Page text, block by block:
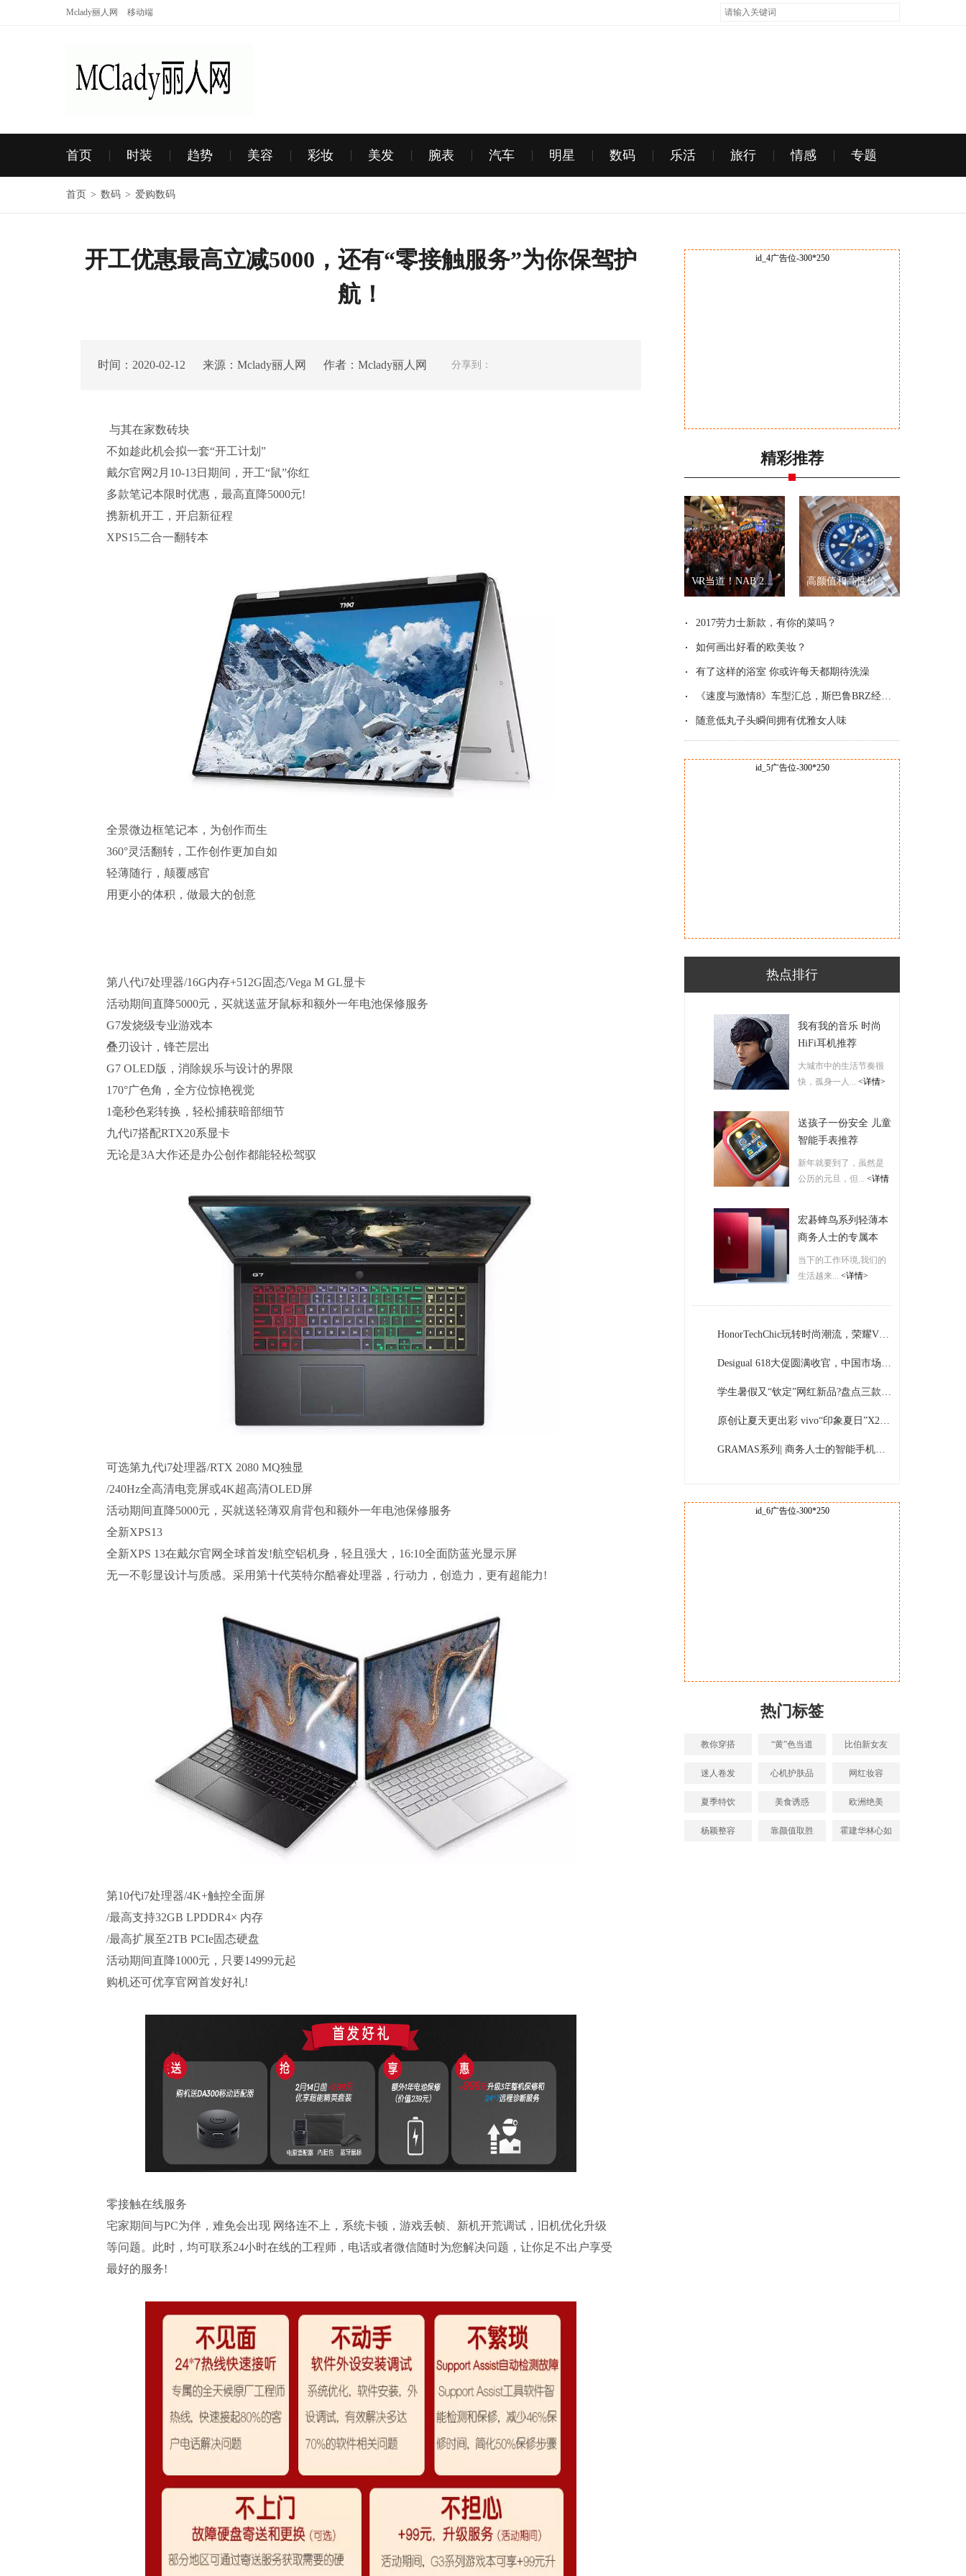
Mclady丽人网 移动端
首页 时装 趋势 美容 彩妆 美发 腕表 汽车 明星 数码 乐活 旅行 情感 专题
首页 > 数码 > 爱购数码
开工优惠最高立减5000，还有“零接触服务”为你保驾护
航！
时间：2020-02-12 来源：Mclady丽人网 作者：Mclady丽人网 分享到：
与其在家数砖块
不如趁此机会拟一套“开工计划”
戴尔官网2月10-13日期间，开工“鼠”你红
多款笔记本限时优惠，最高直降5000元!
携新机开工，开启新征程
XPS15二合一翻转本
全景微边框笔记本，为创作而生
360°灵活翻转，工作创作更加自如
轻薄随行，颠覆感官
用更小的体积，做最大的创意
第八代i7处理器/16G内存+512G固态/Vega M GL显卡
活动期间直降5000元，买就送蓝牙鼠标和额外一年电池保修服务
G7发烧级专业游戏本
叠刃设计，锋芒层出
G7 OLED版，消除娱乐与设计的界限
170°广色角，全方位惊艳视觉
1毫秒色彩转换，轻松捕获暗部细节
九代i7搭配RTX20系显卡
无论是3A大作还是办公创作都能轻松驾驭
可选第九代i7处理器/RTX 2080 MQ独显
/240Hz全高清电竞屏或4K超高清OLED屏
活动期间直降5000元，买就送轻薄双肩背包和额外一年电池保修服务
全新XPS13
全新XPS 13在戴尔官网全球首发!航空铝机身，轻且强大，16:10全面防蓝光显示屏
无一不彰显设计与质感。采用第十代英特尔酷睿处理器，行动力，创造力，更有超能力!
第10代i7处理器/4K+触控全面屏
/最高支持32GB LPDDR4× 内存
/最高扩展至2TB PCIe固态硬盘
活动期间直降1000元，只要14999元起
购机还可优享官网首发好礼!
零接触在线服务
宅家期间与PC为伴，难免会出现 网络连不上，系统卡顿，游戏丢帧、新机开荒调试，旧机优化升级
等问题。此时，均可联系24小时在线的工程师，电话或者微信随时为您解决问题，让你足不出户享受
最好的服务!
id_4广告位-300*250
精彩推荐
VR当道！NAB 2017展会全景拍摄新品一览 高颜值和高性价比？就是精工“乌龟”和“武士”
2017劳力士新款，有你的菜吗？
如何画出好看的欧美妆？
有了这样的浴室 你或许每天都期待洗澡
《速度与激情8》车型汇总，斯巴鲁BRZ经典改
随意低丸子头瞬间拥有优雅女人味
id_5广告位-300*250
热点排行
我有我的音乐 时尚
HiFi耳机推荐
大城市中的生活节奏很
快，孤身一人... <详情>
送孩子一份安全 儿童
智能手表推荐
新年就要到了，虽然是
公历的元旦，但... <详情
宏碁蜂鸟系列轻薄本
商务人士的专属本
当下的工作环境,我们的
生活越来... <详情>
HonorTechChic玩转时尚潮流，荣耀V20米兰时装周一展风采！
Desigual 618大促圆满收官，中国市场的开拓再次迈进一大步
学生暑假又“钦定”网红新品?盘点三款流行的NuForce新智无线蓝牙耳机
原创让夏天更出彩 vivo“印象夏日”X27岛屿音乐节盛启在即
GRAMAS系列| 商务人士的智能手机壳长这样
id_6广告位-300*250
热门标签
教你穿搭 “黄”色当道 比伯新女友
迷人卷发 心机护肤品 网红妆容
夏季特饮 美食诱惑 欧洲绝美
杨颖整容 靠颜值取胜 霍建华林心如